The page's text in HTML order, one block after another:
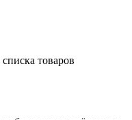
товаров